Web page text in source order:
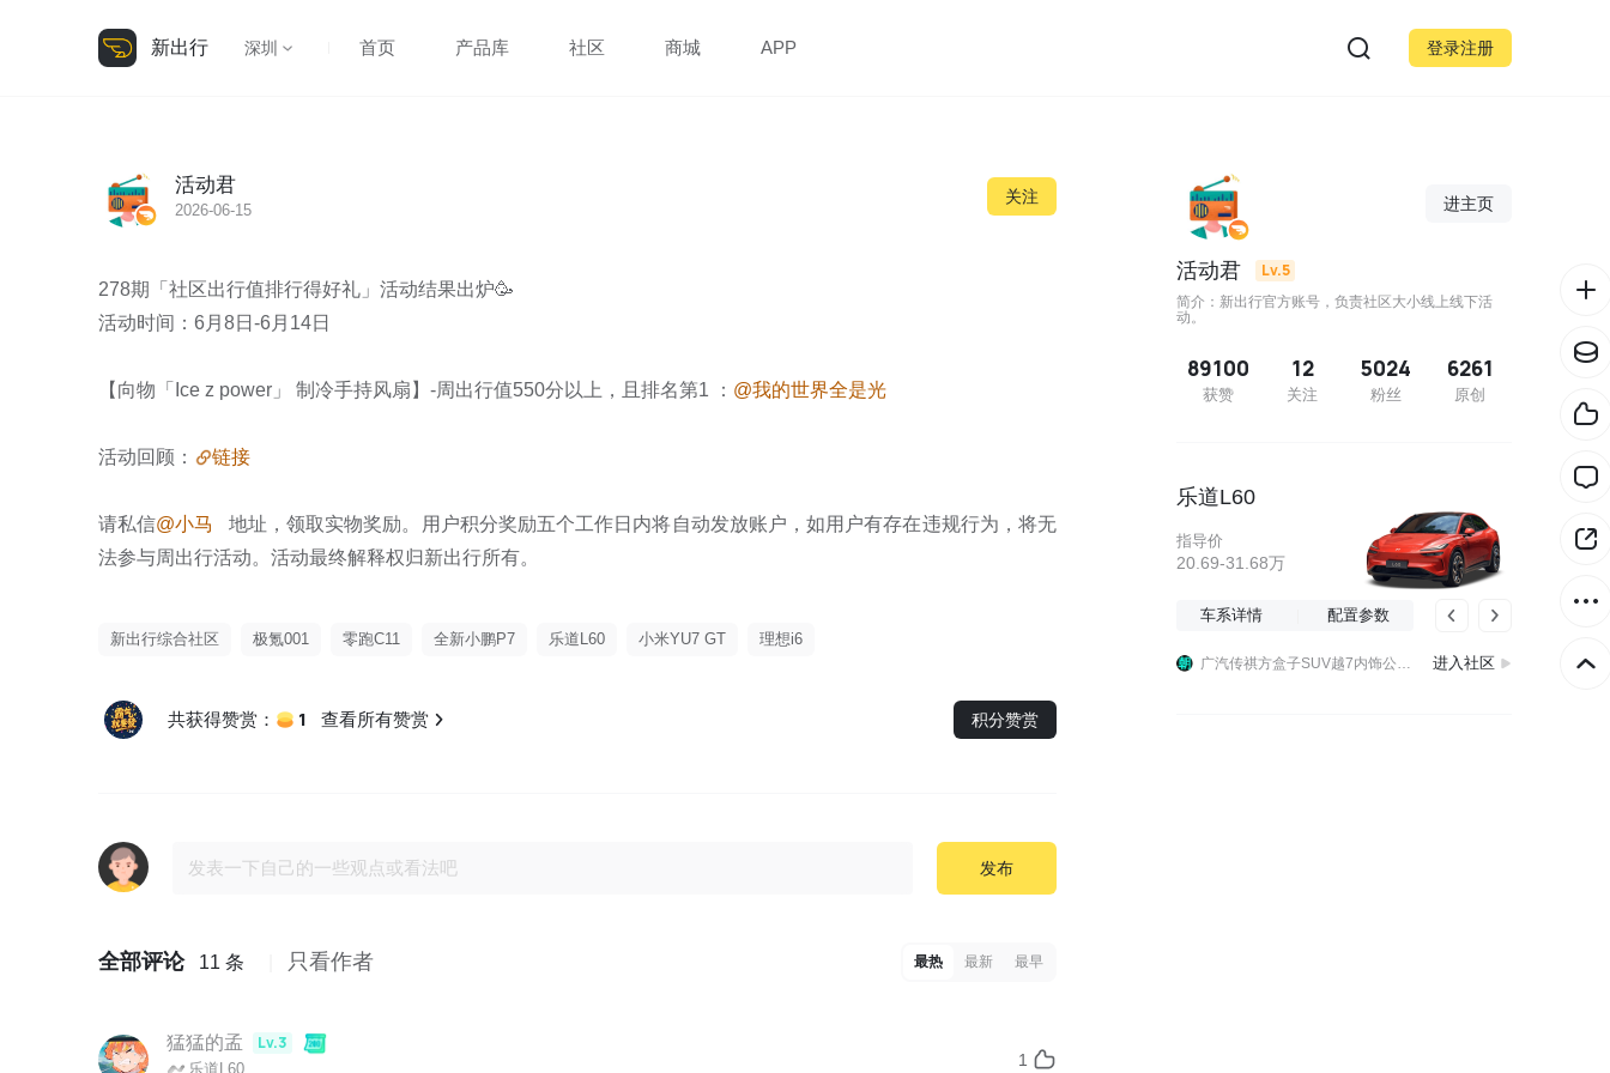
新出行 深圳 首页 产品库 社区 商城 APP 登录注册
活动君
2026-06-15
关注
278期「社区出行值排行得好礼」活动结果出炉🥳
活动时间：6月8日-6月14日
【向物「Ice z power」 制冷手持风扇】-周出行值550分以上，且排名第1 ： @我的世界全是光
活动回顾： 链接
请私信@小马
   地址，领取实物奖励。用户积分奖励五个工作日内将自动发放账户，如用户有存在违规行为，将无
法参与周出行活动。活动最终解释权归新出行所有。
新出行综合社区 极氪001 零跑C11 全新小鹏P7 乐道L60 小米YU7 GT 理想i6
共获得赞赏： 1 查看所有赞赏 积分赞赏
发布
全部评论 11 条 只看作者 最热 最新 最早
猛猛的孟 Lv.3
乐道L60 1
进主页
活动君 Lv.5
简介：新出行官方账号，负责社区大小线上线下活
动。
89100
获赞
12
关注
5024
粉丝
6261
原创
乐道L60
指导价
20.69-31.68万
车系详情 配置参数
最近这个选择儿童安全座椅可是费劲了，买新的价格都太离谱大几千主要是，还不如在闲鱼上淘一个二手准新的那种，很划算
虽然我知道你们都更新了，但是我还是忍不住说这次乐道 3.1 新版本升级最实用之一的是它啊！最夯升级之一～智能设备，灵控旋钮
乐道车机解锁主题空间
进入社区